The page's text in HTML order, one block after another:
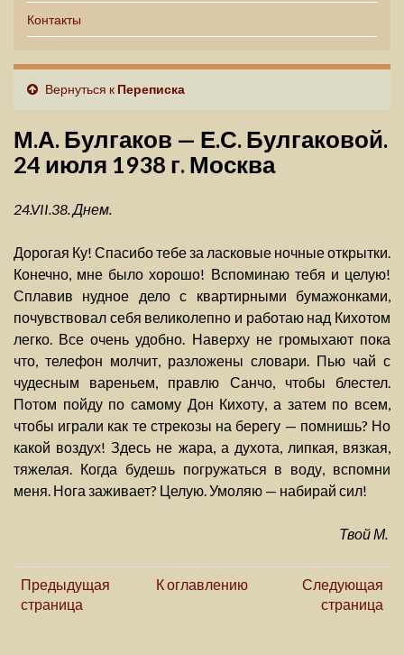
Контакты
Вернуться к Переписка
М.А. Булгаков — Е.С. Булгаковой.
24 июля 1938 г. Москва
24.VII.38. Днем.
Дорогая Ку! Спасибо тебе за ласковые ночные открытки.
Конечно, мне было хорошо! Вспоминаю тебя и целую!
Сплавив нудное дело с квартирными бумажонками,
почувствовал себя великолепно и работаю над Кихотом
легко. Все очень удобно. Наверху не громыхают пока
что, телефон молчит, разложены словари. Пью чай с
чудесным вареньем, правлю Санчо, чтобы блестел.
Потом пойду по самому Дон Кихоту, а затем по всем,
чтобы играли как те стрекозы на берегу — помнишь? Но
какой воздух! Здесь не жара, а духота, липкая, вязкая,
тяжелая. Когда будешь погружаться в воду, вспомни
меня. Нога заживает? Целую. Умоляю — набирай сил!
Твой М.
Предыдущая
страница
К оглавлению
Следующая
страница